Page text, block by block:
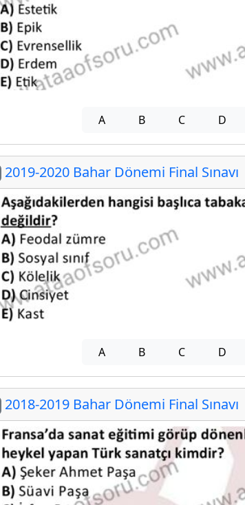
A B C D
2019-2020 Bahar Dönemi Final Sınavı
A B C D
2018-2019 Bahar Dönemi Final Sınavı